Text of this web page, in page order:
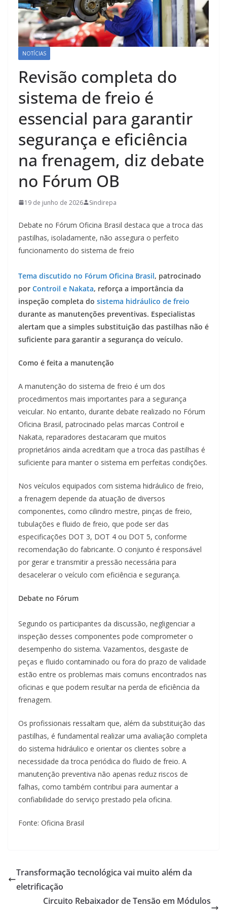
NOTÍCIAS
Revisão completa do
sistema de freio é
essencial para garantir
segurança e eficiência
na frenagem, diz debate
no Fórum OB
19 de junho de 2026 Sindirepa
Debate no Fórum Oficina Brasil destaca que a troca das
pastilhas, isoladamente, não assegura o perfeito
funcionamento do sistema de freio
Tema discutido no Fórum Oficina Brasil, patrocinado
por Controil e Nakata, reforça a importância da
inspeção completa do sistema hidráulico de freio
durante as manutenções preventivas. Especialistas
alertam que a simples substituição das pastilhas não é
suficiente para garantir a segurança do veículo.
Como é feita a manutenção
A manutenção do sistema de freio é um dos
procedimentos mais importantes para a segurança
veicular. No entanto, durante debate realizado no Fórum
Oficina Brasil, patrocinado pelas marcas Controil e
Nakata, reparadores destacaram que muitos
proprietários ainda acreditam que a troca das pastilhas é
suficiente para manter o sistema em perfeitas condições.
Nos veículos equipados com sistema hidráulico de freio,
a frenagem depende da atuação de diversos
componentes, como cilindro mestre, pinças de freio,
tubulações e fluido de freio, que pode ser das
especificações DOT 3, DOT 4 ou DOT 5, conforme
recomendação do fabricante. O conjunto é responsável
por gerar e transmitir a pressão necessária para
desacelerar o veículo com eficiência e segurança.
Debate no Fórum
Segundo os participantes da discussão, negligenciar a
inspeção desses componentes pode comprometer o
desempenho do sistema. Vazamentos, desgaste de
peças e fluido contaminado ou fora do prazo de validade
estão entre os problemas mais comuns encontrados nas
oficinas e que podem resultar na perda de eficiência da
frenagem.
Os profissionais ressaltam que, além da substituição das
pastilhas, é fundamental realizar uma avaliação completa
do sistema hidráulico e orientar os clientes sobre a
necessidade da troca periódica do fluido de freio. A
manutenção preventiva não apenas reduz riscos de
falhas, como também contribui para aumentar a
confiabilidade do serviço prestado pela oficina.
Fonte: Oficina Brasil
Transformação tecnológica vai muito além da
eletrificação
Circuito Rebaixador de Tensão em Módulos